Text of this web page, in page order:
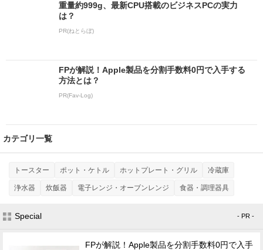
重量約999g、最新CPU搭載のビジネスPCの実力
は？
PR(ねとらぼ)
FPが解説！Apple製品を分割手数料0円で入手する
方法とは？
PR(Fav-Log)
カテゴリ一覧
トースター ポット・ケトル ホットプレート・グリル 冷蔵庫
浄水器 炊飯器 電子レンジ・オーブンレンジ 食器・調理器具
Special - PR -
FPが解説！Apple製品を分割手数料0円で入手